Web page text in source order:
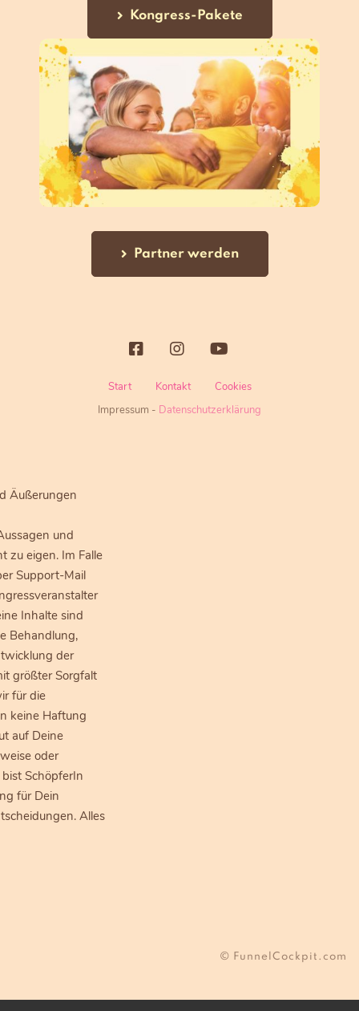
Kongress-Pakete
Partner werden
Start Kontakt
Cookies
Impressum - Datenschutzerklärung
Äußerungen
und
zu eigen. Im Falle
Support-Mail
Inhalte sind
Behandlung,
der
größter Sorgfalt
für die
keine Haftung
auf Deine
oder
SchöpferIn
für Dein
Alles
© FunnelCockpit.com